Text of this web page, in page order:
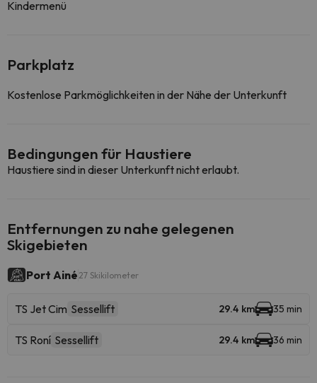
Kindermenü
Parkplatz
Kostenlose Parkmöglichkeiten in der Nähe der Unterkunft
Bedingungen für Haustiere
Haustiere sind in dieser Unterkunft nicht erlaubt.
Entfernungen zu nahe gelegenen
Skigebieten
Port Ainé 27 Skikilometer
TS Jet Cim Sessellift 29.4 km 35 min
TS Roní Sessellift 29.4 km 36 min